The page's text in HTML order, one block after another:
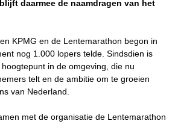
daarmee de naamdragen van het
KPMG en de Lentemarathon begon in
nog 1.000 lopers telde. Sindsdien is
in de omgeving, die nu
telt en de ambitie om te groeien
van Nederland.
met de organisatie de Lentemarathon